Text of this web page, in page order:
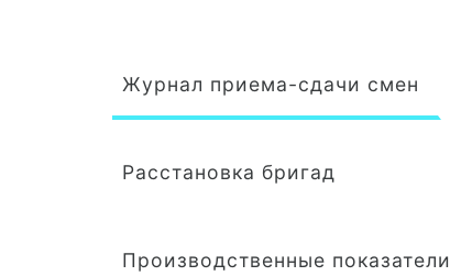
Журнал приема-сдачи смен
Расстановка бригад
Производственные показатели